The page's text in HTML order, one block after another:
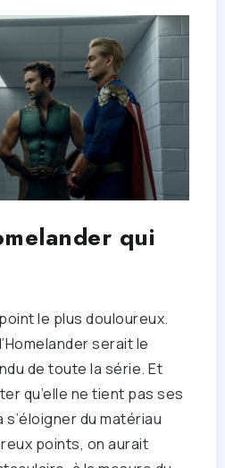
qui
le plus douloureux.
serait le
de toute la série. Et
qu’elle ne tient pas ses
du matériau
points, on aurait